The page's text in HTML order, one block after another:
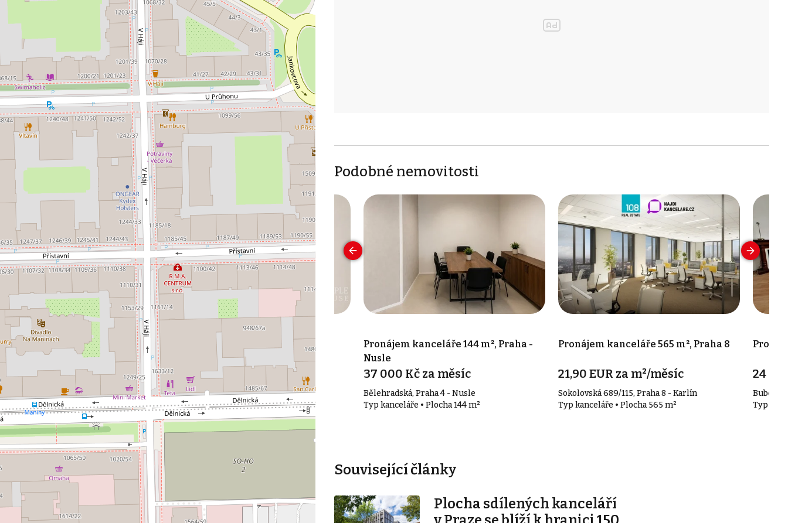
Podobné nemovitosti
kanceláře 265 m², Praha -
EUR za m²/měsíc
2059/80b, Praha 4 - Krč
• Plocha 265 m²
Pronájem kanceláře 17 m², Praha 7
10 000 Kč za měsíc
Malířská, Praha 7
Typ kanceláře • Plocha 17 m²
Pronájem kanceláře 144 m², Praha -
Nusle
37 000 Kč za měsíc
Bělehradská, Praha 4 - Nusle
Typ kanceláře • Plocha 144 m²
Pronájem kanceláře 565 m², Praha 8
21,90 EUR za m²/měsíc
Sokolovská 689/115, Praha 8 - Karlín
Typ kanceláře • Plocha 565 m²
24
Typ
Související články
Plocha sdílených kanceláří